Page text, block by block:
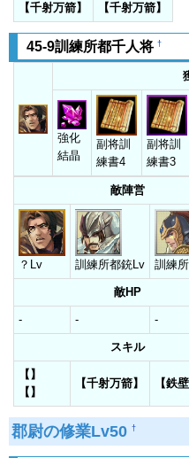
【千射万箭】 【千射万箭】
45-9訓練所都千人将 †
強化
結晶
副将訓
練書4
副将訓
練書3
敵陣営
？Lv 訓練所都銃Lv 訓練
敵HP
- - -
スキル
【】
【】
【千射万箭】 【鉄
郡尉の修業Lv50 †